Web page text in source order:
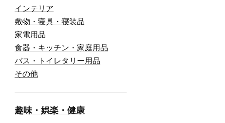
インテリア
敷物・寝具・寝装品
家電用品
食器・キッチン・家庭用品
バス・トイレタリー用品
その他
趣味・娯楽・健康